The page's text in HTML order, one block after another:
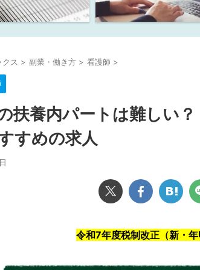
クス > 副業・働き方 > 看護師 >
扶養内パートは難しい
すめの求人
令和7年度税制改正（新・